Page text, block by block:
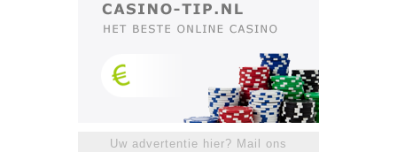
Uw advertentie hier? Mail ons